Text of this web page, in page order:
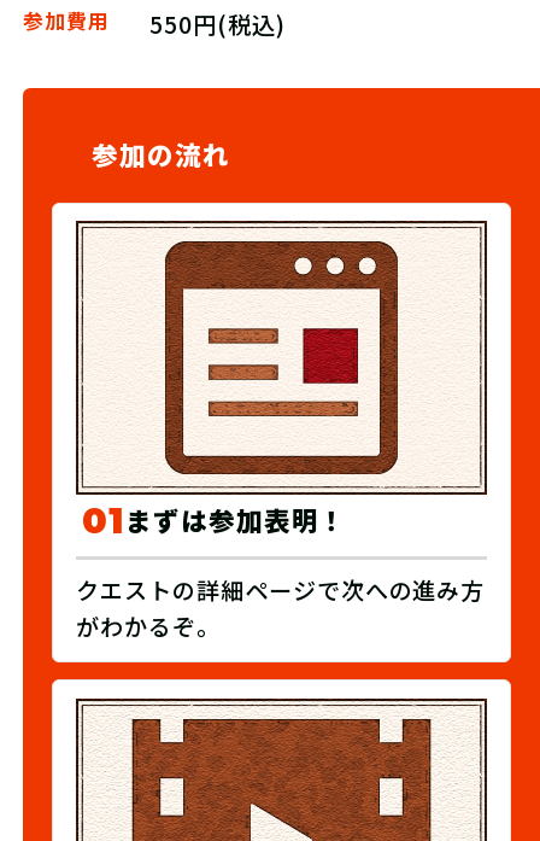
参加費用 550円(税込)
参加の流れ
01まずは参加表明！
クエストの詳細ページで次への進み方
がわかるぞ。